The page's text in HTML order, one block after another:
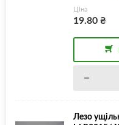
Ціна
19.80₴
Лезо